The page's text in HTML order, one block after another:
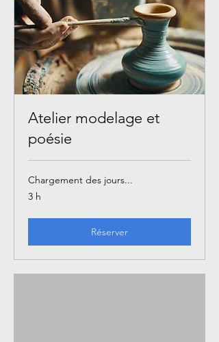
Atelier modelage et
poésie
Chargement des jours...
3 h
Réserver